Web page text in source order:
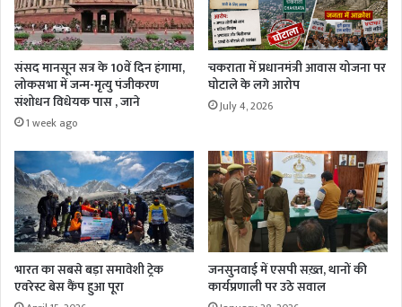
संसद मानसून सत्र के 10वें दिन हंगामा,
लोकसभा में जन्म-मृत्यु पंजीकरण
संशोधन विधेयक पास , जाने
1 week ago
चकराता में प्रधानमंत्री आवास योजना पर
घोटाले के लगे आरोप
July 4, 2026
भारत का सबसे बड़ा समावेशी ट्रेक
एवरेस्ट बेस कैंप हुआ पूरा
जनसुनवाई में एसपी सख़्त, थानों की
कार्यप्रणाली पर उठे सवाल